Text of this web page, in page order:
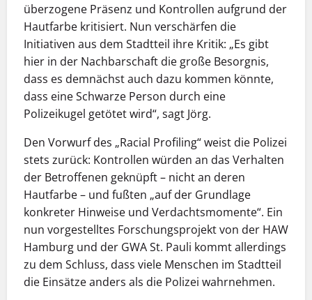
überzogene Präsenz und Kontrollen aufgrund der
Hautfarbe kritisiert. Nun verschärfen die
Initiativen aus dem Stadtteil ihre Kritik: „Es gibt
hier in der Nachbarschaft die große Besorgnis,
dass es demnächst auch dazu kommen könnte,
dass eine Schwarze Person durch eine
Polizeikugel getötet wird“, sagt Jörg.
Den Vorwurf des „Racial Profiling“ weist die Polizei
stets zurück: Kontrollen würden an das Verhalten
der Betroffenen geknüpft – nicht an deren
Hautfarbe – und fußten „auf der Grundlage
konkreter Hinweise und Verdachtsmomente“. Ein
nun vorgestelltes Forschungsprojekt von der HAW
Hamburg und der GWA St. Pauli kommt allerdings
zu dem Schluss, dass viele Menschen im Stadtteil
die Einsätze anders als die Polizei wahrnehmen.